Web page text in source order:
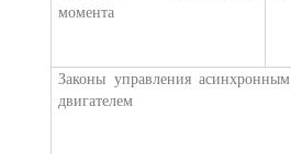
момента
Законы управления асинхронным
двигателем